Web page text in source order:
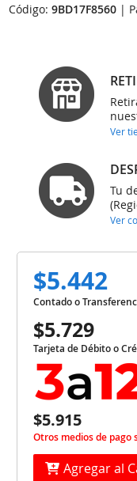
Código:9BD17F8560 |
Ver
Tu
Ver
$5.442
Contado o
$5.729
Tarjeta de Débito o
$5.915
Otros medios de pago
Agregar al